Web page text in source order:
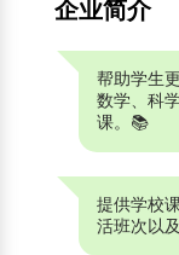
企业简介
帮助学生
数学、科
课。📚
提供学校
活班次以